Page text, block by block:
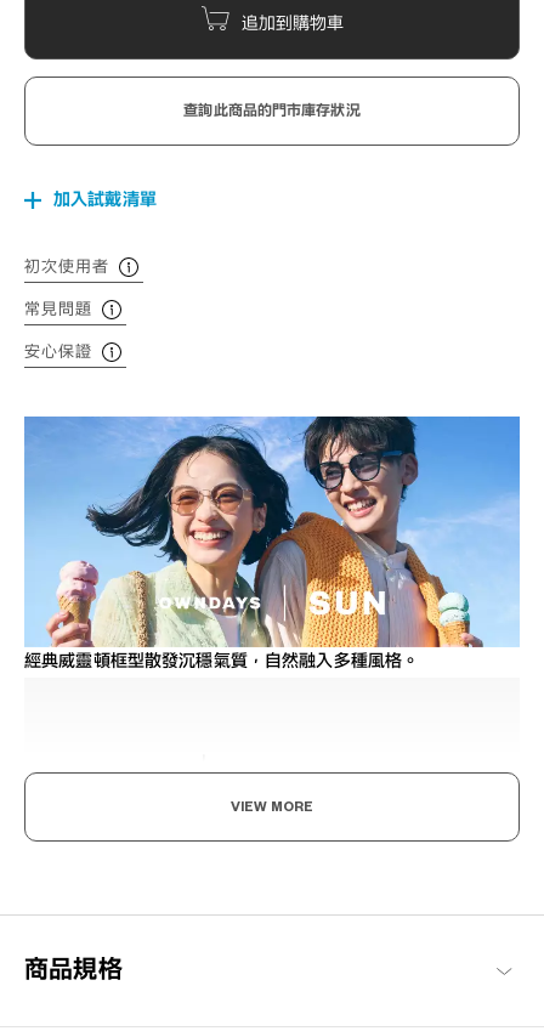
追加到購物車
查詢此商品的門市庫存狀況
加入試戴清單
初次使用者
常見問題
安心保證
經典威靈頓框型散發沉穩氣質，自然融入多種風格。
不僅是時尚單品，也能減少眩光並保護您的眼睛避免受紫外線傷
外或街上，當陽光出現時，戴上它變得格外特別。
VIEW MORE
商品規格